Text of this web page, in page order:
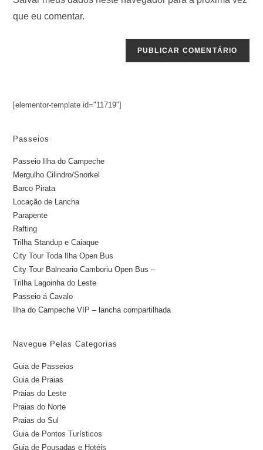
que eu comentar.
[elementor-template id="11719"]
Passeios
Passeio Ilha do Campeche
Mergulho Cilindro/Snorkel
Barco Pirata
Locação de Lancha
Parapente
Rafting
Trilha Standup e Caiaque
City Tour Toda Ilha Open Bus
City Tour Balneario Camboriu Open Bus –
Trilha Lagoinha do Leste
Passeio á Cavalo
Ilha do Campeche VIP – lancha compartilhada
Navegue Pelas Categorias
Guia de Passeios
Guia de Praias
Praias do Leste
Praias do Norte
Praias do Sul
Guia de Pontos Turísticos
Guia de Pousadas e Hotéis